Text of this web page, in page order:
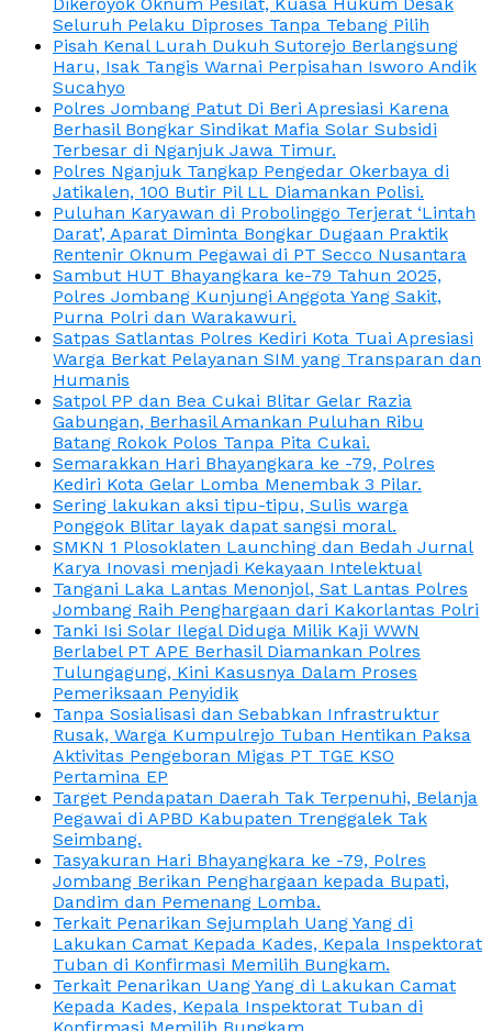
Seluruh Pelaku Diproses Tanpa Tebang Pilih
Pisah Kenal Lurah Dukuh Sutorejo Berlangsung
Haru, Isak Tangis Warnai Perpisahan Isworo Andik
Sucahyo
Polres Jombang Patut Di Beri Apresiasi Karena
Berhasil Bongkar Sindikat Mafia Solar Subsidi
Terbesar di Nganjuk Jawa Timur.
Polres Nganjuk Tangkap Pengedar Okerbaya di
Jatikalen, 100 Butir Pil LL Diamankan Polisi.
Puluhan Karyawan di Probolinggo Terjerat ‘Lintah
Darat’, Aparat Diminta Bongkar Dugaan Praktik
Rentenir Oknum Pegawai di PT Secco Nusantara
Sambut HUT Bhayangkara ke-79 Tahun 2025,
Polres Jombang Kunjungi Anggota Yang Sakit,
Purna Polri dan Warakawuri.
Satpas Satlantas Polres Kediri Kota Tuai Apresiasi
Warga Berkat Pelayanan SIM yang Transparan dan
Humanis
Satpol PP dan Bea Cukai Blitar Gelar Razia
Gabungan, Berhasil Amankan Puluhan Ribu
Batang Rokok Polos Tanpa Pita Cukai.
Semarakkan Hari Bhayangkara ke -79, Polres
Kediri Kota Gelar Lomba Menembak 3 Pilar.
Sering lakukan aksi tipu-tipu, Sulis warga
Ponggok Blitar layak dapat sangsi moral.
SMKN 1 Plosoklaten Launching dan Bedah Jurnal
Karya Inovasi menjadi Kekayaan Intelektual
Tangani Laka Lantas Menonjol, Sat Lantas Polres
Jombang Raih Penghargaan dari Kakorlantas Polri
Tanki Isi Solar Ilegal Diduga Milik Kaji WWN
Berlabel PT APE Berhasil Diamankan Polres
Tulungagung, Kini Kasusnya Dalam Proses
Pemeriksaan Penyidik
Tanpa Sosialisasi dan Sebabkan Infrastruktur
Rusak, Warga Kumpulrejo Tuban Hentikan Paksa
Aktivitas Pengeboran Migas PT TGE KSO
Pertamina EP
Target Pendapatan Daerah Tak Terpenuhi, Belanja
Pegawai di APBD Kabupaten Trenggalek Tak
Seimbang.
Tasyakuran Hari Bhayangkara ke -79, Polres
Jombang Berikan Penghargaan kepada Bupati,
Dandim dan Pemenang Lomba.
Terkait Penarikan Sejumplah Uang Yang di
Lakukan Camat Kepada Kades, Kepala Inspektorat
Tuban di Konfirmasi Memilih Bungkam.
Terkait Penarikan Uang Yang di Lakukan Camat
Kepada Kades, Kepala Inspektorat Tuban di